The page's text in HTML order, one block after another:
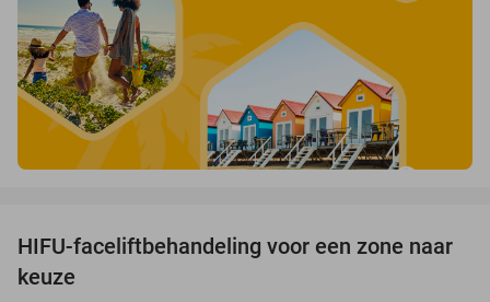
34%
HIFU-faceliftbehandeling voor een zone naar
keuze